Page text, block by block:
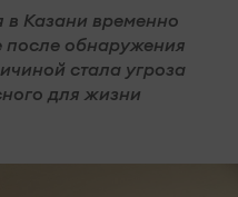
в Казани временно
после обнаружения
стала угроза
для жизни